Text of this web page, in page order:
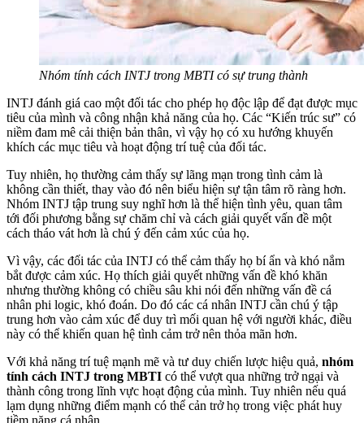
Nhóm tính cách INTJ trong MBTI có sự trung thành
INTJ đánh giá cao một đối tác cho phép họ độc lập để đạt được mục
tiêu của mình và công nhận khả năng của họ. Các “Kiến trúc sư” có
niềm đam mê cải thiện bản thân, vì vậy họ có xu hướng khuyến
khích các mục tiêu và hoạt động trí tuệ của đối tác.
Tuy nhiên, họ thường cảm thấy sự lãng mạn trong tình cảm là
không cần thiết, thay vào đó nên biểu hiện sự tận tâm rõ ràng hơn.
Nhóm INTJ tập trung suy nghĩ hơn là thể hiện tình yêu, quan tâm
tới đối phương bằng sự chăm chỉ và cách giải quyết vấn đề một
cách tháo vát hơn là chú ý đến cảm xúc của họ.
Vì vậy, các đối tác của INTJ có thể cảm thấy họ bí ẩn và khó nắm
bắt được cảm xúc. Họ thích giải quyết những vấn đề khó khăn
nhưng thường không có chiều sâu khi nói đến những vấn đề cá
nhân phi logic, khó đoán. Do đó các cá nhân INTJ cần chú ý tập
trung hơn vào cảm xúc để duy trì mối quan hệ với người khác, điều
này có thể khiến quan hệ tình cảm trở nên thỏa mãn hơn.
Với khả năng trí tuệ mạnh mẽ và tư duy chiến lược hiệu quả, nhóm
tính cách INTJ trong MBTI có thể vượt qua những trở ngại và
thành công trong lĩnh vực hoạt động của mình. Tuy nhiên nếu quá
lạm dụng những điểm mạnh có thể cản trở họ trong việc phát huy
tiềm năng cá nhân.